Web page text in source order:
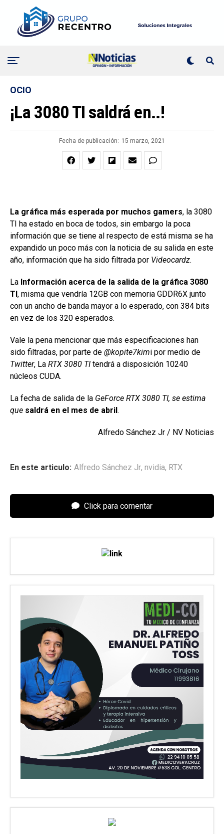
OCIO
¡La 3080 TI saldrá en..!
Fecha de publicación: 15 marzo, 2021
La gráfica más esperada por muchos gamers, la 3080
TI ha estado en boca de todos, sin embargo la poca
información que se tiene al respecto de está misma se ha
expandido un poco más con la noticia de su salida en este
año, información que ha sido filtrada por Videocardz.
La Información acerca de la salida de la gráfica 3080
TI , misma que vendría 12GB con memoria GDDR6X junto
con un ancho de banda mayor a lo esperado, con 384 bits
en vez de los 320 esperados.
Vale la pena mencionar que más especificaciones han
sido filtradas, por parte de @kopite7kimi por medio de
Twitter, La RTX 3080 TI tendrá a disposición 10240
núcleos CUDA.
La fecha de salida de la GeForce RTX 3080 TI, se estima
que saldrá en el mes de abril .
Alfredo Sánchez Jr / NV Noticias
En este articulo: Alfredo Sánchez Jr, nvidia, RTX
Click para comentar